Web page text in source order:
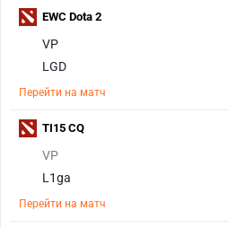
VP
LGD
Перейти на матч
EWC Dota 2
VP
L1ga
Перейти на матч
TI15 CQ